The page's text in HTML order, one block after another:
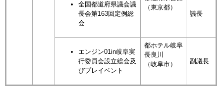
全国都道府県議会議
長会第163回定例総
会
（東京都）
議長
エンジン01in岐阜実
行委員会設立総会及
びプレイベント
都ホテル岐阜
長良川
（岐阜市）
副議長